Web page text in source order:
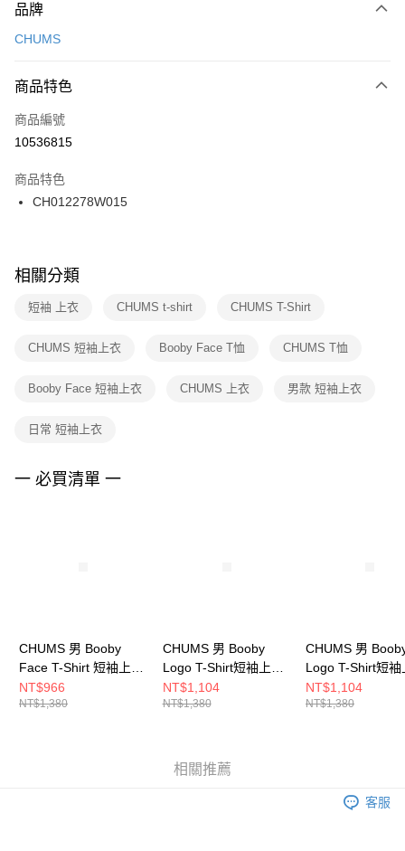
台灣樂天信用卡公司
【關於「AFTEE先享後付」】
便利好安心！
３．安心：先確認商品／服務後，再付款。
【「AFTEE先享後付」結帳流程】
１．於結帳方式選擇「AFTEE先享後付」後，將跳轉至「AFTEE先享後付」
２．訂單成立數日內，您將收到繳費通知簡訊。
３．收到繳費通知簡訊後14天內，點擊此簡訊中的連結，可透過四大超商／
ATM／網路銀行／等多元方式進行付款，方視為交易完成。
※ 交易是否成功請以「AFTEE先享後付 」之結帳頁面顯示為準，若有關於
是否繳費成功／繳費後需取消欲退款等相關疑問，請聯繫「AFTEE先享後付
客戶支援中心」
https://netprotections.freshdesk.com/support/home
１．透過由恩沛科技股份有限公司提供之「AFTEE先享後付」服務完成之交
權轉讓予恩沛科技股份有限公司。
３．未成年的使用者請事先徵得法定代理人或監護人之同意方可使用
４．使用「AFTEE先享後付」時，將依據個別帳號之用戶狀況，依本公司即
運送方式
每筆NT$100，滿NT$1,500(含以上)免運費
宅配
每筆NT$100，滿NT$1,500(含以上)免運費
付款後門市自取
每筆NT$100，滿NT$1,500(含以上)免運費
品牌
CHUMS
商品特色
商品編號
10536815
商品特色
CH012278W015
相關分類
短袖 上衣 CHUMS t-shirt CHUMS T-Shirt
CHUMS 短袖上衣 Booby Face T恤 CHUMS T恤
Booby Face 短袖上衣 CHUMS 上衣 男款 短袖上衣
日常 短袖上衣
一 必買清單 一
CHUMS 男 Booby
Face T-Shirt 短袖上衣
CH012278G075
NT$966
NT$1,380
CHUMS 男 Booby
Logo T-Shirt短袖上衣
CH012279Z358
NT$1,104
NT$1,380
CHUMS 男
Logo T-Shirt短袖
CH012279R018
NT$1,104
NT$1,380
相關推薦
客服